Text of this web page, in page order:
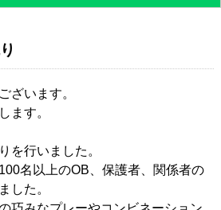
ざいます。
ます。
を行いました。
名以上のOB、保護者、関係者の
した。